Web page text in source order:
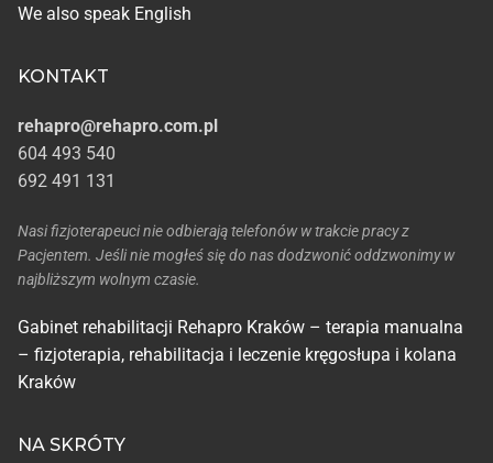
We also speak English
KONTAKT
rehapro@rehapro.com.pl
604 493 540
692 491 131
Nasi fizjoterapeuci nie odbierają telefonów w trakcie pracy z
Pacjentem. Jeśli nie mogłeś się do nas dodzwonić oddzwonimy w
najbliższym wolnym czasie.
Gabinet rehabilitacji Rehapro Kraków – terapia manualna
– fizjoterapia, rehabilitacja i leczenie kręgosłupa i kolana
Kraków
NA SKRÓTY